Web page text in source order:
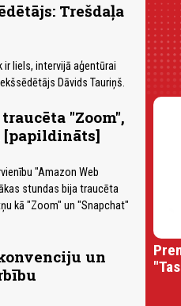
Trešdaļa
liels, intervijā aģentūrai
Dāvids Tauriņš.
"Zoom",
[papildināts]
"Amazon Web
stundas bija traucēta
kā "Zoom" un "Snapchat"
un